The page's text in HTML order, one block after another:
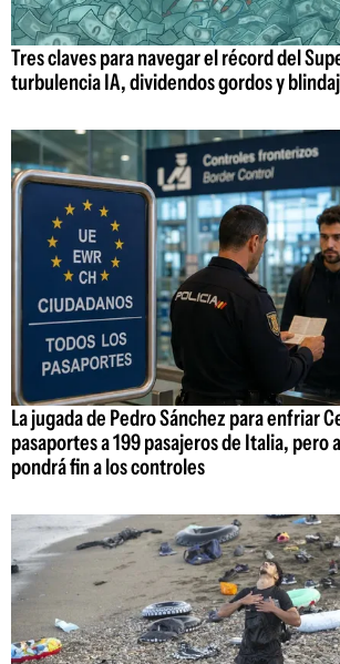
Tres claves para navegar el récord del
turbulencia IA, dividendos gordos y
La jugada de Pedro Sánchez para enfriar
pasaportes a 199 pasajeros de Italia, pero
pondrá fin a los controles